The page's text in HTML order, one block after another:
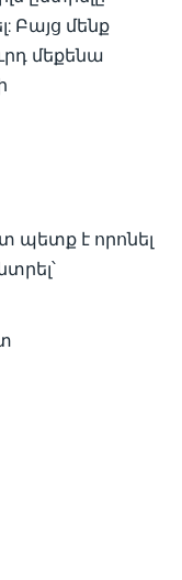
Բայց մենք
մեքենա
պետք է որոնել